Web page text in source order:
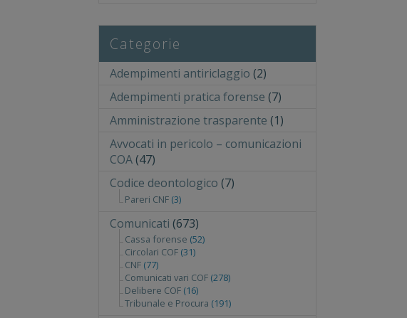
Categorie
Adempimenti antiriclaggio (2)
Adempimenti pratica forense (7)
Amministrazione trasparente (1)
Avvocati in pericolo – comunicazioni
COA(47)
Codice deontologico (7)
Pareri CNF (3)
Comunicati (673)
Cassa forense (52)
Circolari COF (31)
CNF (77)
Comunicati vari COF (278)
Delibere COF (16)
Tribunale e Procura (191)